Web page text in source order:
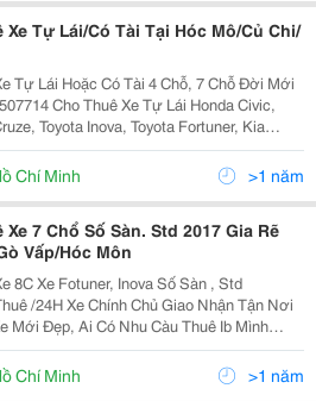
Xe Tự Lái/Có Tài Tại Hóc Mô/Củ Chi/
Tự Lái Hoặc Có Tài 4 Chỗ, 7 Chỗ Đời Mới
Lái Honda Civic,
Toyota Inova, Toyota Fortuner, Kia
Sorento 2012 Full Options, Đời Mới, Nội
Lạnh Tốt..., Giao Xe Tận Nơ
Chí Minh >1 năm
Chổ Số Sàn. Std 2017 Gia Rẽ
Vấp/Hóc Môn
8C Xe Fotuner, Inova Số Sàn , Std
/24H Xe Chính Chủ Giao Nhận Tận Nơi
Mới Đẹp, Ai Có Nhu Càu Thuê Ib Mình
Đơn Giản. Thủ Tục: Hk, Kt3 Gốc Tp,
3 Cái Phải Có 1 Cai)Cm+Bl Photo, Xe
Chí Minh >1 năm